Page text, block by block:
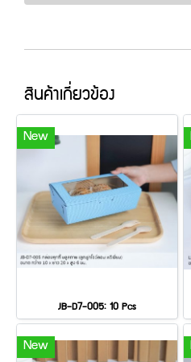
สินค้าเกี่ยวข้อง
New
JB-D7-005: 10 Pcs
New